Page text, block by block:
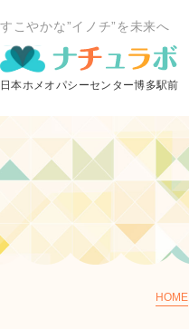
すこやかな”イノチ”を未来へ
HOME